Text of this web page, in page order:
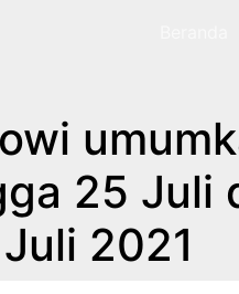
25 Juli
2021